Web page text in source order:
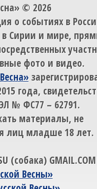
© 2026
о событиях в
в Сирии и мире,
фото и видео.
года,
№ ФС77 – 62791.
материалы, не
лиц младше 18 лет.
(собака) GMAIL.COM
Весны»